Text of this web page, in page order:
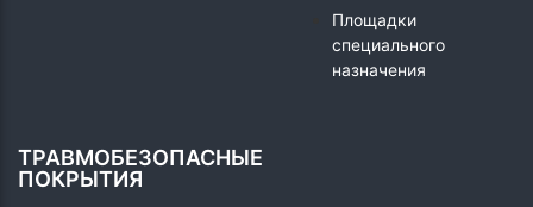
Площадки
специального
назначения
ТРАВМОБЕЗОПАСНЫЕ
ПОКРЫТИЯ